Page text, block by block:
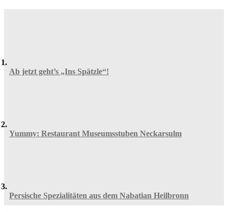
Ab jetzt geht’s „Ins Spätzle“!
Yummy: Restaurant Museumsstuben Neckarsulm
Persische Spezialitäten aus dem Nabatian Heilbronn